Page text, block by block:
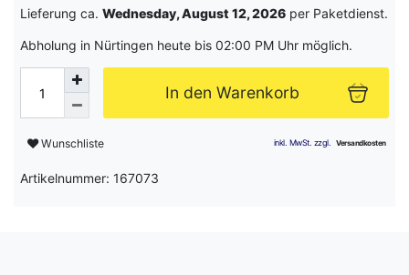
Lieferung ca. Wednesday, August 12, 2026 per Paketdienst.
Abholung in Nürtingen heute bis 02:00 PM Uhr möglich.
In den Warenkorb
Wunschliste
Artikelnummer: 167073